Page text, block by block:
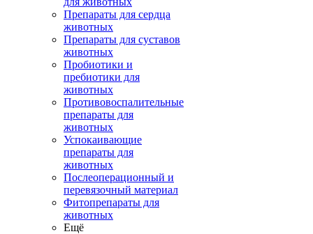
Препараты для сердца
животных
Препараты для суставов
животных
Пробиотики и
пребиотики для
животных
Противовоспалительные
препараты для
животных
Успокаивающие
препараты для
животных
Послеоперационный и
перевязочный материал
Фитопрепараты для
животных
Ещё